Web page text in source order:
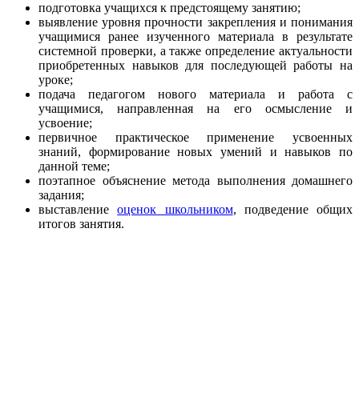
подготовка учащихся к предстоящему занятию;
выявление уровня прочности закрепления и понимания
учащимися ранее изученного материала в результате
системной проверки, а также определение актуальности
приобретенных навыков для последующей работы на
уроке;
подача педагогом нового материала и работа с
учащимися, направленная на его осмысление и
усвоение;
первичное практическое применение усвоенных
знаний, формирование новых умений и навыков по
данной теме;
поэтапное объяснение метода выполнения домашнего
задания;
выставлениеоценок школьником, подведение общих
итогов занятия.